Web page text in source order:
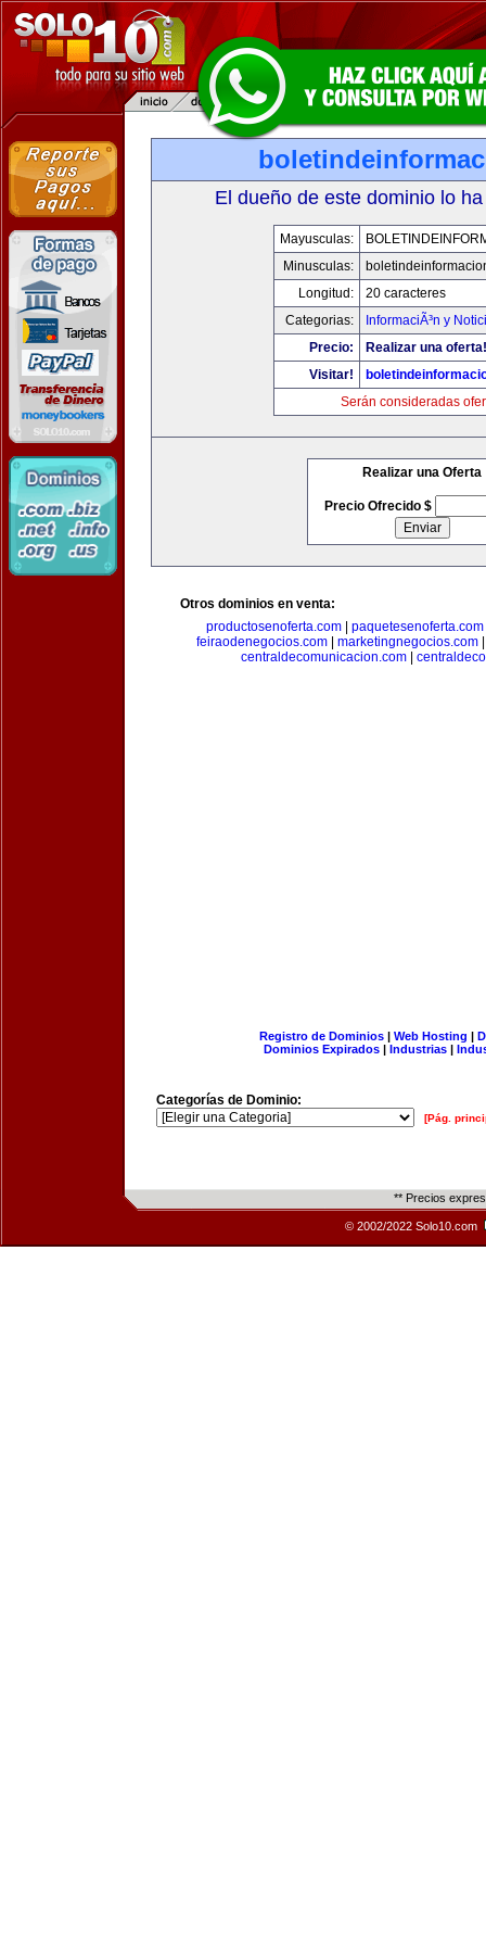
El dueño de este dominio lo
Mayusculas:
Minusculas:
Longitud:
20 caracteres
Categorias:
InformaciÃ³n y
Precio:
Realizar una oferta!
Visitar!
Serán consideradas
Realizar una Oferta
Precio Ofrecido $
Otros dominios en venta:
productosenoferta.com| paquetesenoferta.com
feiraodenegocios.com
marketingnegocios.com
centraldecomunicacion.com
Registro de Dominios| Web Hosting |
Dominios Expirados | Industrias |
Categorías de Dominio:
[Pág.
** Precios
© 2002/2022 Solo10.com